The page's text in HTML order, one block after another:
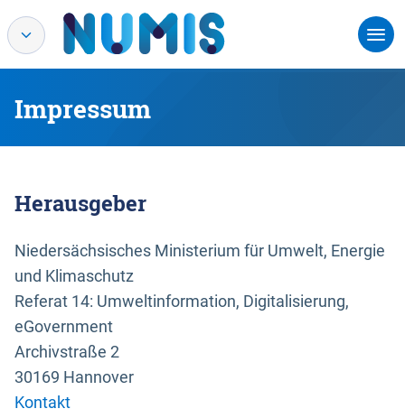
Impressum
Herausgeber
Niedersächsisches Ministerium für Umwelt, Energie
und Klimaschutz
Referat 14: Umweltinformation, Digitalisierung,
eGovernment
Archivstraße 2
30169 Hannover
Kontakt